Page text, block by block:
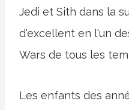
Jedi et Sith dans la
d'excellent en l'un
Wars de tous les
Les enfants des